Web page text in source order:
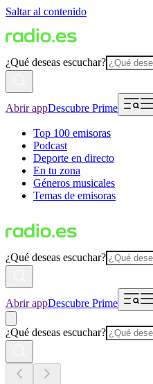
Saltar al contenido
¿Qué deseas escuchar?
Abrir appDescubre Prime
Top 100 emisoras
Podcast
Deporte en directo
En tu zona
Géneros musicales
Temas de emisoras
¿Qué deseas escuchar?
Abrir appDescubre Prime
¿Qué deseas escuchar?